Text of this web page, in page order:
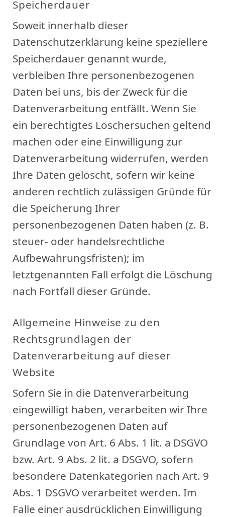
Speicherdauer
Soweit innerhalb dieser
Datenschutzerklärung keine speziellere
Speicherdauer genannt wurde,
verbleiben Ihre personenbezogenen
Daten bei uns, bis der Zweck für die
Datenverarbeitung entfällt. Wenn Sie
ein berechtigtes Löschersuchen geltend
machen oder eine Einwilligung zur
Datenverarbeitung widerrufen, werden
Ihre Daten gelöscht, sofern wir keine
anderen rechtlich zulässigen Gründe für
die Speicherung Ihrer
personenbezogenen Daten haben (z. B.
steuer- oder handelsrechtliche
Aufbewahrungsfristen); im
letztgenannten Fall erfolgt die Löschung
nach Fortfall dieser Gründe.
Allgemeine Hinweise zu den
Rechtsgrundlagen der
Datenverarbeitung auf dieser
Website
Sofern Sie in die Datenverarbeitung
eingewilligt haben, verarbeiten wir Ihre
personenbezogenen Daten auf
Grundlage von Art. 6 Abs. 1 lit. a DSGVO
bzw. Art. 9 Abs. 2 lit. a DSGVO, sofern
besondere Datenkategorien nach Art. 9
Abs. 1 DSGVO verarbeitet werden. Im
Falle einer ausdrücklichen Einwilligung